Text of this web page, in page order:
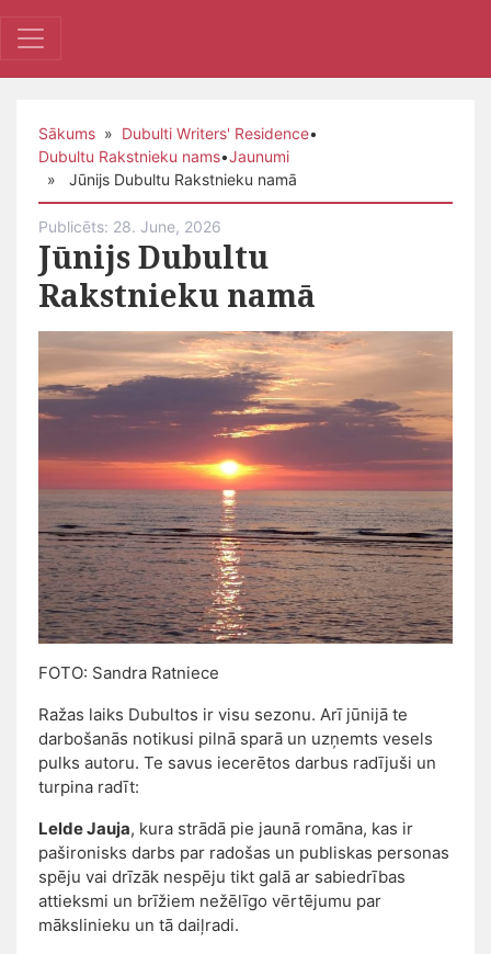
Sākums » Dubulti Writers' Residence•
Dubultu Rakstnieku nams•Jaunumi
» Jūnijs Dubultu Rakstnieku namā
Publicēts: 28. June, 2026
Jūnijs Dubultu
Rakstnieku namā
FOTO: Sandra Ratniece
Ražas laiks Dubultos ir visu sezonu. Arī jūnijā te
darbošanās notikusi pilnā sparā un uzņemts vesels
pulks autoru. Te savus iecerētos darbus radījuši un
turpina radīt:
Lelde Jauja, kura strādā pie jaunā romāna, kas ir
pašironisks darbs par radošas un publiskas personas
spēju vai drīzāk nespēju tikt galā ar sabiedrības
attieksmi un brīžiem nežēlīgo vērtējumu par
mākslinieku un tā daiļradi.